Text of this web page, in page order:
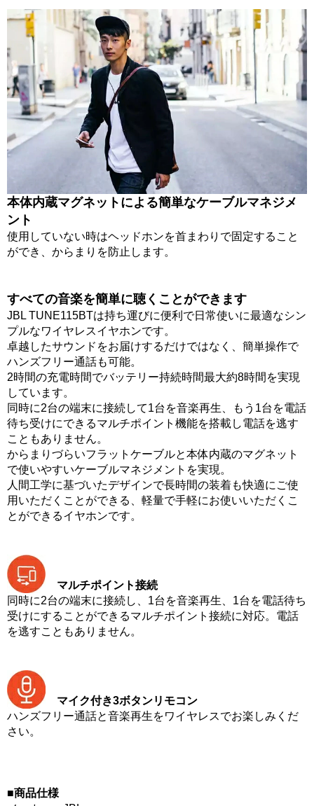
本体内蔵マグネットによる簡単なケーブルマネジメ
ント
使用していない時はヘッドホンを首まわりで固定すること
ができ、からまりを防止します。
すべての音楽を簡単に聴くことができます
JBL TUNE115BTは持ち運びに便利で日常使いに最適なシン
プルなワイヤレスイヤホンです。
卓越したサウンドをお届けするだけではなく、簡単操作で
ハンズフリー通話も可能。
2時間の充電時間でバッテリー持続時間最大約8時間を実現
しています。
同時に2台の端末に接続して1台を音楽再生、もう1台を電話
待ち受けにできるマルチポイント機能を搭載し電話を逃す
こともありません。
からまりづらいフラットケーブルと本体内蔵のマグネット
で使いやすいケーブルマネジメントを実現。
人間工学に基づいたデザインで長時間の装着も快適にご使
用いただくことができる、軽量で手軽にお使いいただくこ
とができるイヤホンです。
マルチポイント接続
同時に2台の端末に接続し、1台を音楽再生、1台を電話待ち
受けにすることができるマルチポイント接続に対応。電話
を逃すこともありません。
マイク付き3ボタンリモコン
ハンズフリー通話と音楽再生をワイヤレスでお楽しみくだ
さい。
■商品仕様